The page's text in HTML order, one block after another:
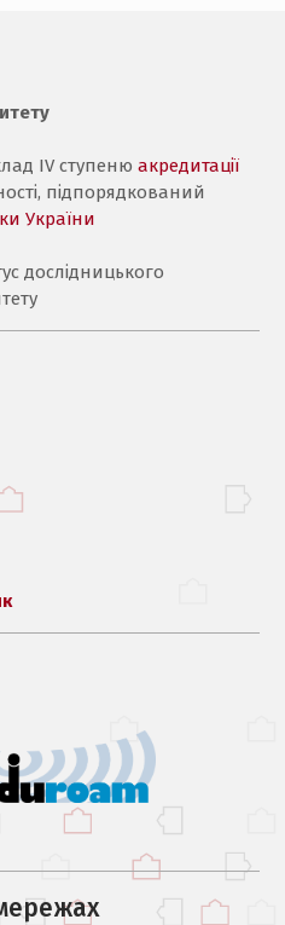
IV ступенюакредитації
підпорядкований
України
дослідницького